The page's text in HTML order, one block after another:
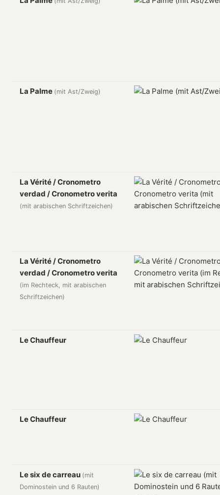
La Palme (mit Ast/Zweig)
La Vérité / Cronometro
verdad / Cronometro verita
(mit arabischen Schriftzeichen)
La Vérité / Cronometro
verdad / Cronometro verita
(im Rechteck, mit arabischen
Schriftzeichen)
Le Chauffeur
Le Chauffeur
Le six de carreau (mit
Dominostein und 6 Rauten)